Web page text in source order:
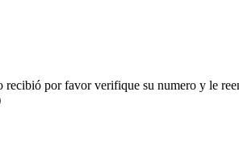
recibió por favor verifique su numero y le